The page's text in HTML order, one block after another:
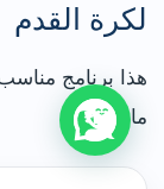
لكرة القدم
هذا برنامج
مانشستر: